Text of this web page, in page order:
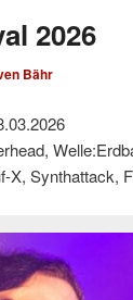
2026
Bähr
X, Synthattack,